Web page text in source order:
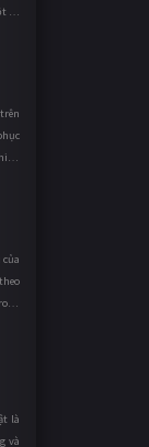
kẻ
là
và